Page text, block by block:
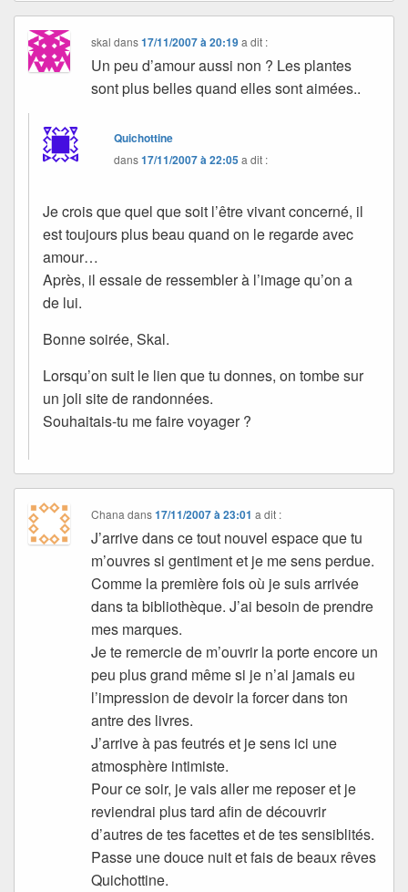
skal dans17/11/2007 à 20:19 a dit :
Un peu d’amour aussi non ? Les plantes
sont plus belles quand elles sont aimées..
Quichottine
dans17/11/2007 à 22:05a dit :
Je crois que quel que soit l’être vivant concerné, il
est toujours plus beau quand on le regarde avec
amour…
Après, il essaie de ressembler à l’image qu’on a
de lui.
Bonne soirée, Skal.
Lorsqu’on suit le lien que tu donnes, on tombe sur
un joli site de randonnées.
Souhaitais-tu me faire voyager ?
Chana dans17/11/2007 à 23:01 a dit :
J’arrive dans ce tout nouvel espace que tu
m’ouvres si gentiment et je me sens perdue.
Comme la première fois où je suis arrivée
dans ta bibliothèque. J’ai besoin de prendre
mes marques.
Je te remercie de m’ouvrir la porte encore un
peu plus grand même si je n’ai jamais eu
l’impression de devoir la forcer dans ton
antre des livres.
J’arrive à pas feutrés et je sens ici une
atmosphère intimiste.
Pour ce soir, je vais aller me reposer et je
reviendrai plus tard afin de découvrir
d’autres de tes facettes et de tes sensiblités.
Passe une douce nuit et fais de beaux rêves
Quichottine.